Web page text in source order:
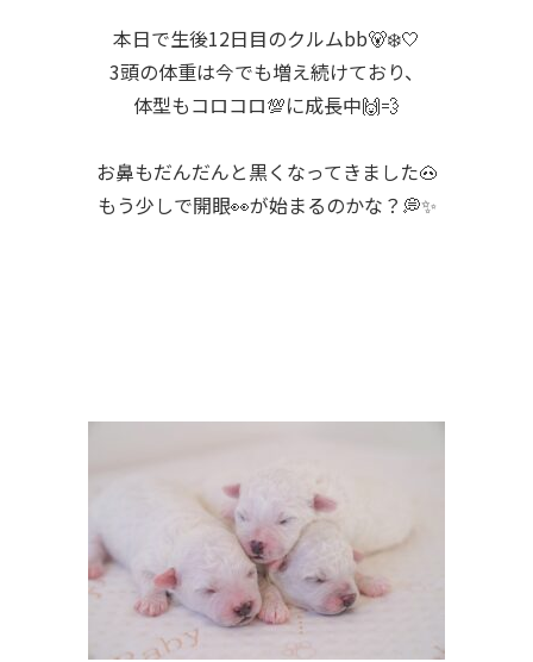
本日で生後12日目のクルムbb🐻‍❄️🤍
3頭の体重は今でも増え続けており、
体型もコロコロ💯に成長中🙌💨
お鼻もだんだんと黒くなってきました🐽
もう少しで開眼👀が始まるのかな？💭✨